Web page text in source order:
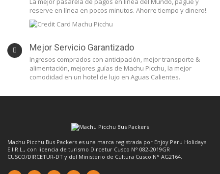
reserve en línea en pocos minutos. Ahorre tiempo y dinero!.
Mejor Servicio Garantizado
Ingresos comprados con anticipación, mejor transporte &
alimentación, mejores guías de Machu Picchu, la mejor
comodidad en un hotel de lujo en Aguas Calientes.
Machu Picchu Bus Packers es una marca registrada por Enjoy Peru Holidays
E.I.R.L., con licencia de turismo Dircetur Cusco N° 082-2019GR
CUSCO/DIRCETUR-DT y del Ministerio de Cultura Cusco N° AG2164.